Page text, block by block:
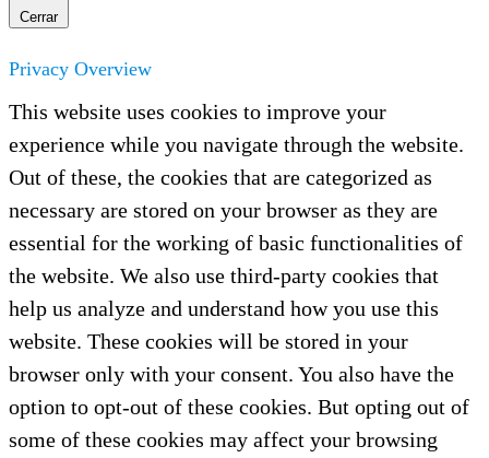
Cerrar
Privacy Overview
This website uses cookies to improve your
experience while you navigate through the website.
Out of these, the cookies that are categorized as
necessary are stored on your browser as they are
essential for the working of basic functionalities of
the website. We also use third-party cookies that
help us analyze and understand how you use this
website. These cookies will be stored in your
browser only with your consent. You also have the
option to opt-out of these cookies. But opting out of
some of these cookies may affect your browsing